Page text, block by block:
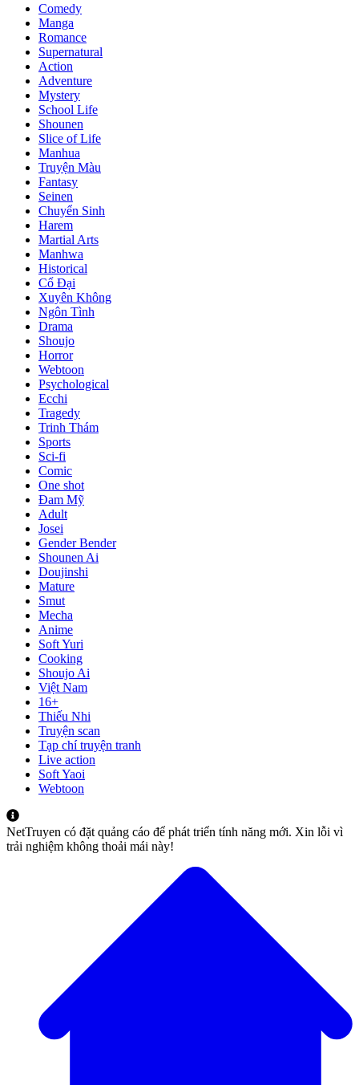
Comedy
Manga
Romance
Supernatural
Action
Adventure
Mystery
School Life
Shounen
Slice of Life
Manhua
Truyện Màu
Fantasy
Seinen
Chuyển Sinh
Harem
Martial Arts
Manhwa
Historical
Cổ Đại
Xuyên Không
Ngôn Tình
Drama
Shoujo
Horror
Webtoon
Psychological
Ecchi
Tragedy
Trinh Thám
Sports
Sci-fi
Comic
One shot
Đam Mỹ
Adult
Josei
Gender Bender
Shounen Ai
Doujinshi
Mature
Smut
Mecha
Anime
Soft Yuri
Cooking
Shoujo Ai
Việt Nam
16+
Thiếu Nhi
Truyện scan
Tạp chí truyện tranh
Live action
Soft Yaoi
Webtoon
NetTruyen có đặt quảng cáo để phát triển tính năng mới. Xin lỗi vì
trải nghiệm không thoải mái này!